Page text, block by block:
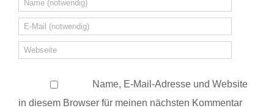
Name, E-Mail-Adresse und Website
in diesem Browser für meinen nächsten Kommentar